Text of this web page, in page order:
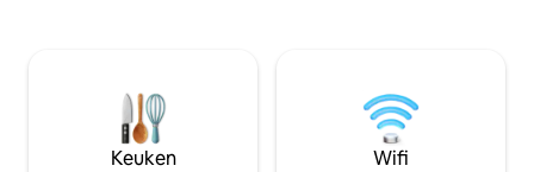
Keuken Wifi